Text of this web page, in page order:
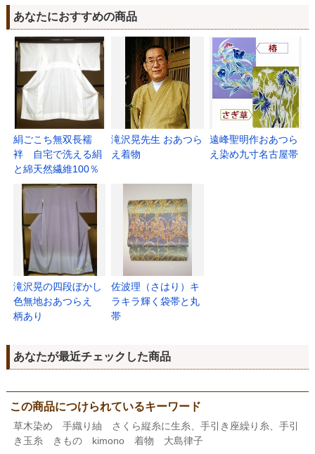
あなたにおすすめの商品
絹ごこち無双長襦
袢 自宅で洗える絹
と綿天然繊維100％
滝沢晃先生 おあつら
え着物
遠峰聖明作おあつら
え染め九寸名古屋帯
滝沢晃の四段ぼかし
色無地おあつらえ
柄あり
佐波理（さはり）キ
ラキラ輝く袋帯と丸
帯
あなたが最近チェックした商品
この商品につけられているキーワード
草木染め 手織り紬 さくら縦糸に生糸、手引き座繰り糸、手引
き玉糸 きもの kimono 着物 大島律子